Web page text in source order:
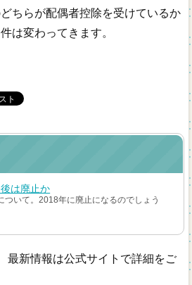
ちらが配偶者控除を受けているか
は変わってきます。
は廃止か
ついて。2018年に廃止になるのでしょう
最新情報は公式サイトで詳細をご